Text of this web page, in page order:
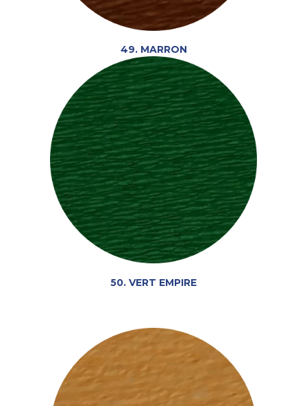
49. MARRON
50. VERT EMPIRE